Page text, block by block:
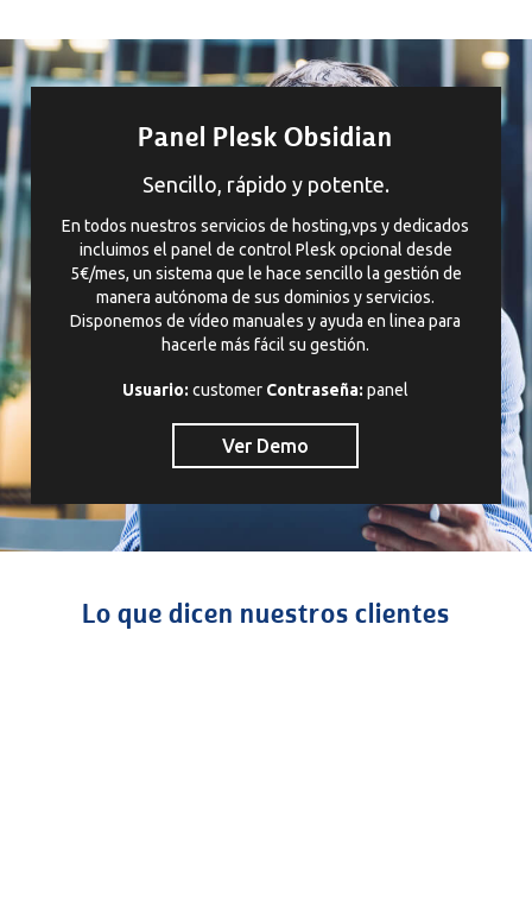
Panel Plesk Obsidian
Sencillo, rápido y potente.
En todos nuestros servicios de hosting,vps y dedicados
incluimos el panel de control Plesk opcional desde
5€/mes, un sistema que le hace sencillo la gestión de
manera autónoma de sus dominios y servicios.
Disponemos de vídeo manuales y ayuda en linea para
hacerle más fácil su gestión.
Usuario: customer Contraseña: panel
Ver Demo
Lo que dicen nuestros clientes